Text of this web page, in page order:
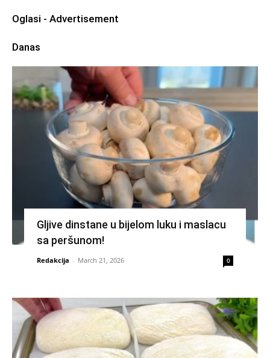
Oglasi - Advertisement
Danas
Gljive dinstane u bijelom luku i maslacu
sa peršunom!
Redakcija - March 21, 2026 0